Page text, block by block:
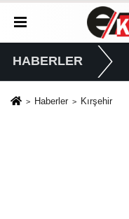
HABERLER
Haberler Kırşehir